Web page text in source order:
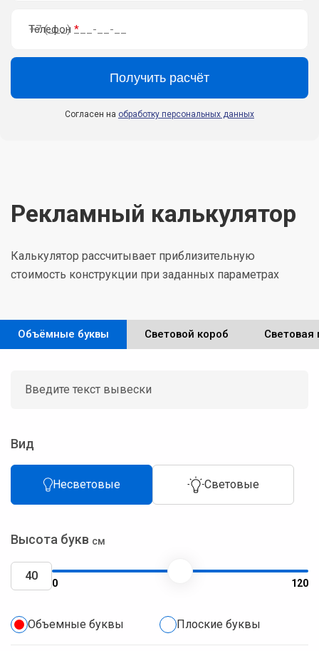
Телефон *
Согласен на обработку персональных данных
Рекламный калькулятор
Калькулятор расcчитывает приблизительную
стоимость конструкции при заданных параметрах
Объёмные буквы Световой короб Световая
Вид
Несветовые Световые
Высота букв см
0 120
Объемные буквы Плоские буквы